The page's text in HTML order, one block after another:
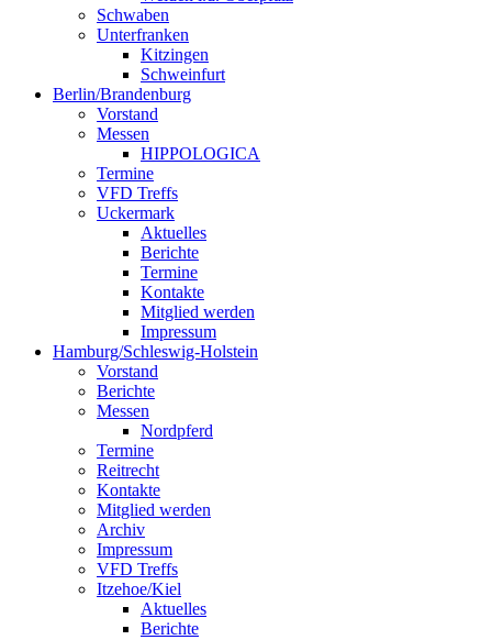
Schwaben
Unterfranken
Kitzingen
Schweinfurt
Berlin/Brandenburg
Vorstand
Messen
HIPPOLOGICA
Termine
VFD Treffs
Uckermark
Aktuelles
Berichte
Termine
Kontakte
Mitglied werden
Impressum
Hamburg/Schleswig-Holstein
Vorstand
Berichte
Messen
Nordpferd
Termine
Reitrecht
Kontakte
Mitglied werden
Archiv
Impressum
VFD Treffs
Itzehoe/Kiel
Aktuelles
Berichte